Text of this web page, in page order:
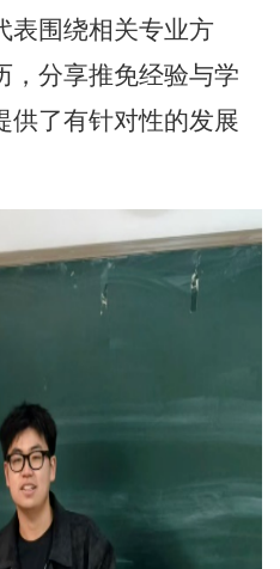
表围绕相关专业方
，分享推免经验与学
供了有针对性的发展